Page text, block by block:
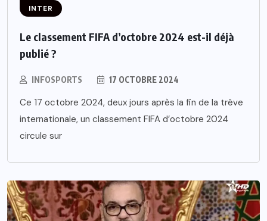
INTER
Le classement FIFA d’octobre 2024 est-il déjà
publié ?
INFOSPORTS 17 OCTOBRE 2024
Ce 17 octobre 2024, deux jours après la fin de la trêve
internationale, un classement FIFA d’octobre 2024
circule sur